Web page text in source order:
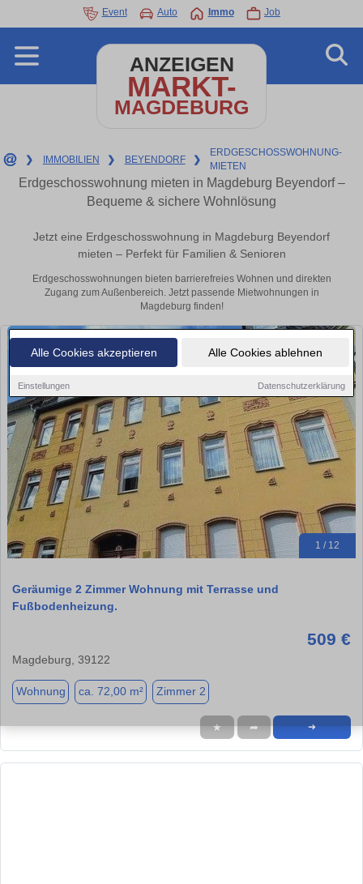
Alle Cookies akzeptieren Alle Cookies ablehnen
Einstellungen Datenschutzerklärung
Event Auto Immo Job
ANZEIGEN
MARKT-
MAGDEBURG
❯ IMMOBILIEN ❯ BEYENDORF ❯
ERDGESCHOSSWOHNUNG-
MIETEN
Erdgeschosswohnung mieten in Magdeburg Beyendorf –
Bequeme & sichere Wohnlösung
Jetzt eine Erdgeschosswohnung in Magdeburg Beyendorf
mieten – Perfekt für Familien & Senioren
Erdgeschosswohnungen bieten barrierefreies Wohnen und direkten
Zugang zum Außenbereich. Jetzt passende Mietwohnungen in
Magdeburg finden!
1 / 12
Geräumige 2 Zimmer Wohnung mit Terrasse und
Fußbodenheizung.
509 €
Magdeburg, 39122
Wohnung ca. 72,00 m² Zimmer 2
★ ➦ ➜